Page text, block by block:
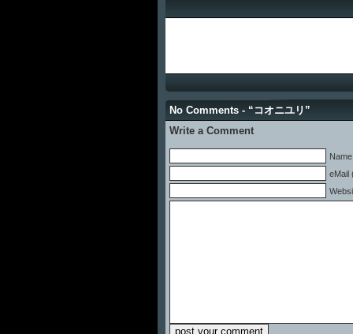
No Comments - “コオニユリ”
Write a Comment
eMail